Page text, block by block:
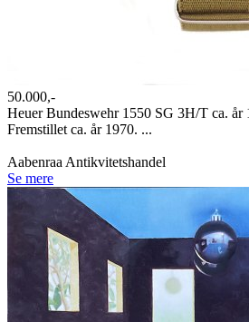
50.000,-
Heuer Bundeswehr 1550 SG 3H/T ca.
Fremstillet ca. år 1970. ...
Aabenraa Antikvitetshandel
Se mere